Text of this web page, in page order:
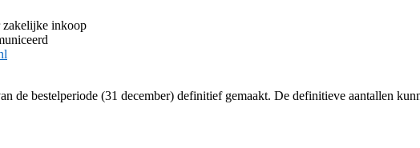
inkoop
de bestelperiode (31 december) definitief gemaakt. De definitieve aantallen